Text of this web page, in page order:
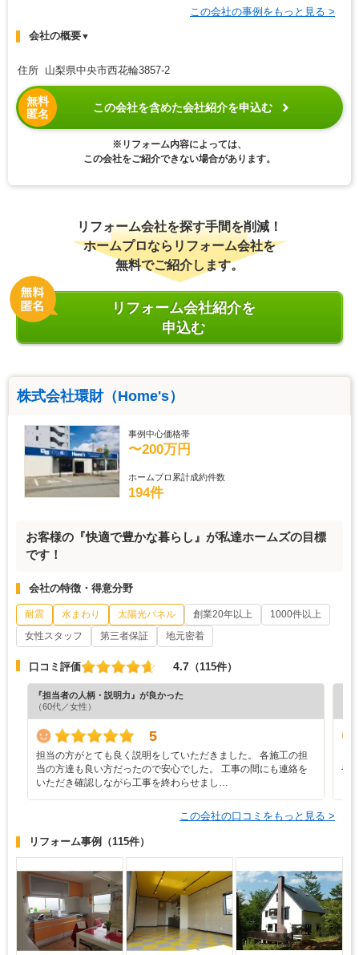
この会社の事例をもっと見る >
会社の概要▼
住所 山梨県中央市西花輪3857-2
無料
匿名
この会社を含めた会社紹介を申込む
※リフォーム内容によっては、
この会社をご紹介できない場合があります。
リフォーム会社を探す手間を削減！
ホームプロならリフォーム会社を
無料でご紹介します。
リフォーム会社紹介を
申込む
株式会社環財（Home's）
事例中心価格帯
〜200万円
ホームプロ累計成約件数
194件
お客様の『快適で豊かな暮らし』が私達ホームズの目標
です！
会社の特徴・得意分野
耐震 水まわり 太陽光パネル 創業20年以上
1000件以上
女性スタッフ
第三者保証 地元密着
口コミ評価 4.7 （115件）
『担当者の人柄・説明力』が良かった
（60代／女性）
5
担当の方がとても良く説明をしていただきました。 各施工の担
当の方達も良い方だったので安心でした。 工事の間にも連絡を
いただき確認しながら工事を終わらせまし…
や
この会社の口コミをもっと見る >
リフォーム事例 （115件）